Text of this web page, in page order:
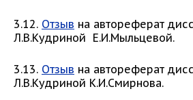
3.12. Отзыв на автореферат
Л.В.Кудриной Е.И.Мыльцевой.
3.13. Отзыв на автореферат
Л.В.Кудриной К.И.Смирнова.